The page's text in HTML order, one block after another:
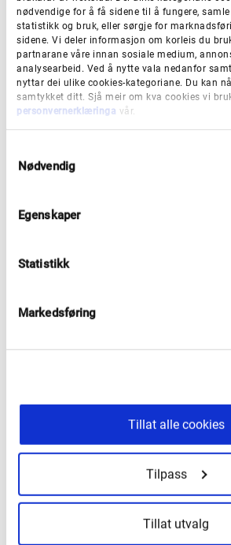
nødvendige for å få sidene til å fungere,
statistikk og bruk, eller sørgje for
sidene. Vi deler informasjon om korleis du
partnarane våre innan sosiale medium,
analysearbeid. Ved å nytte vala nedanfor
nyttar dei ulike cookies-kategoriane. Du kan
samtykket ditt. Sjå meir om kva cookies vi
personvernerklæringa vår.
Nødvendig
Egenskaper
Statistikk
Markedsføring
Tillat alle cookies
Tilpass
Tillat utvalg
Søknadsfrist
Søknadsfrist for 2026 blir klar
Sakshandsaming og
søknadshandsaming i Vestland
jf. Forvaltningslova (Fvl.). Unnatak
offentlegheita jf. Fvl. §13. I
offentlegheit vurderast etter Fvl.
handsaming og vedtak i
som fråvik frå fylkesdirektør si
grunngjevast. Søknadene skal i
handsama innan tre månader etter
Søknadskrav